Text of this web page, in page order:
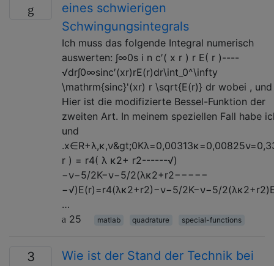
eines schwierigen
Schwingungsintegrals
Ich muss das folgende Integral numerisch
auswerten: ∫∞0s i n c′( x r ) r E( r )----
√dr∫0∞sinc′(xr)rE(r)dr\int_0^\infty
\mathrm{sinc}'(xr) r \sqrt{E(r)} dr wobei , und
Hier ist die modifizierte Bessel-Funktion der
zweiten Art. In meinem speziellen Fall habe
und
r ) = r4( λ κ2+ r2------√)
−ν−5/2K−ν−5/2(λκ2+r2−−−−−
−√)E(r)=r4(λκ2+r2)−ν−5/2K−ν−5/
…
25
matlab quadrature special-functions
3
Wie ist der Stand der Technik bei